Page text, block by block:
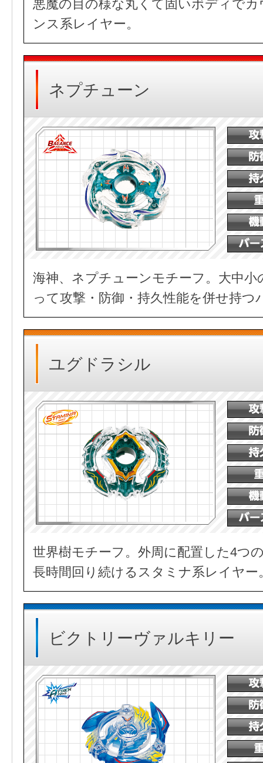
悪魔の目の様な丸くて固いボディで
ンス系レイヤー。
ネプチューン
海神、ネプチューンモチーフ。大中
って攻撃・防御・持久性能を併せ持
ユグドラシル
世界樹モチーフ。外周に配置した4つ
長時間回り続けるスタミナ系レイヤー
ビクトリーヴァルキリー